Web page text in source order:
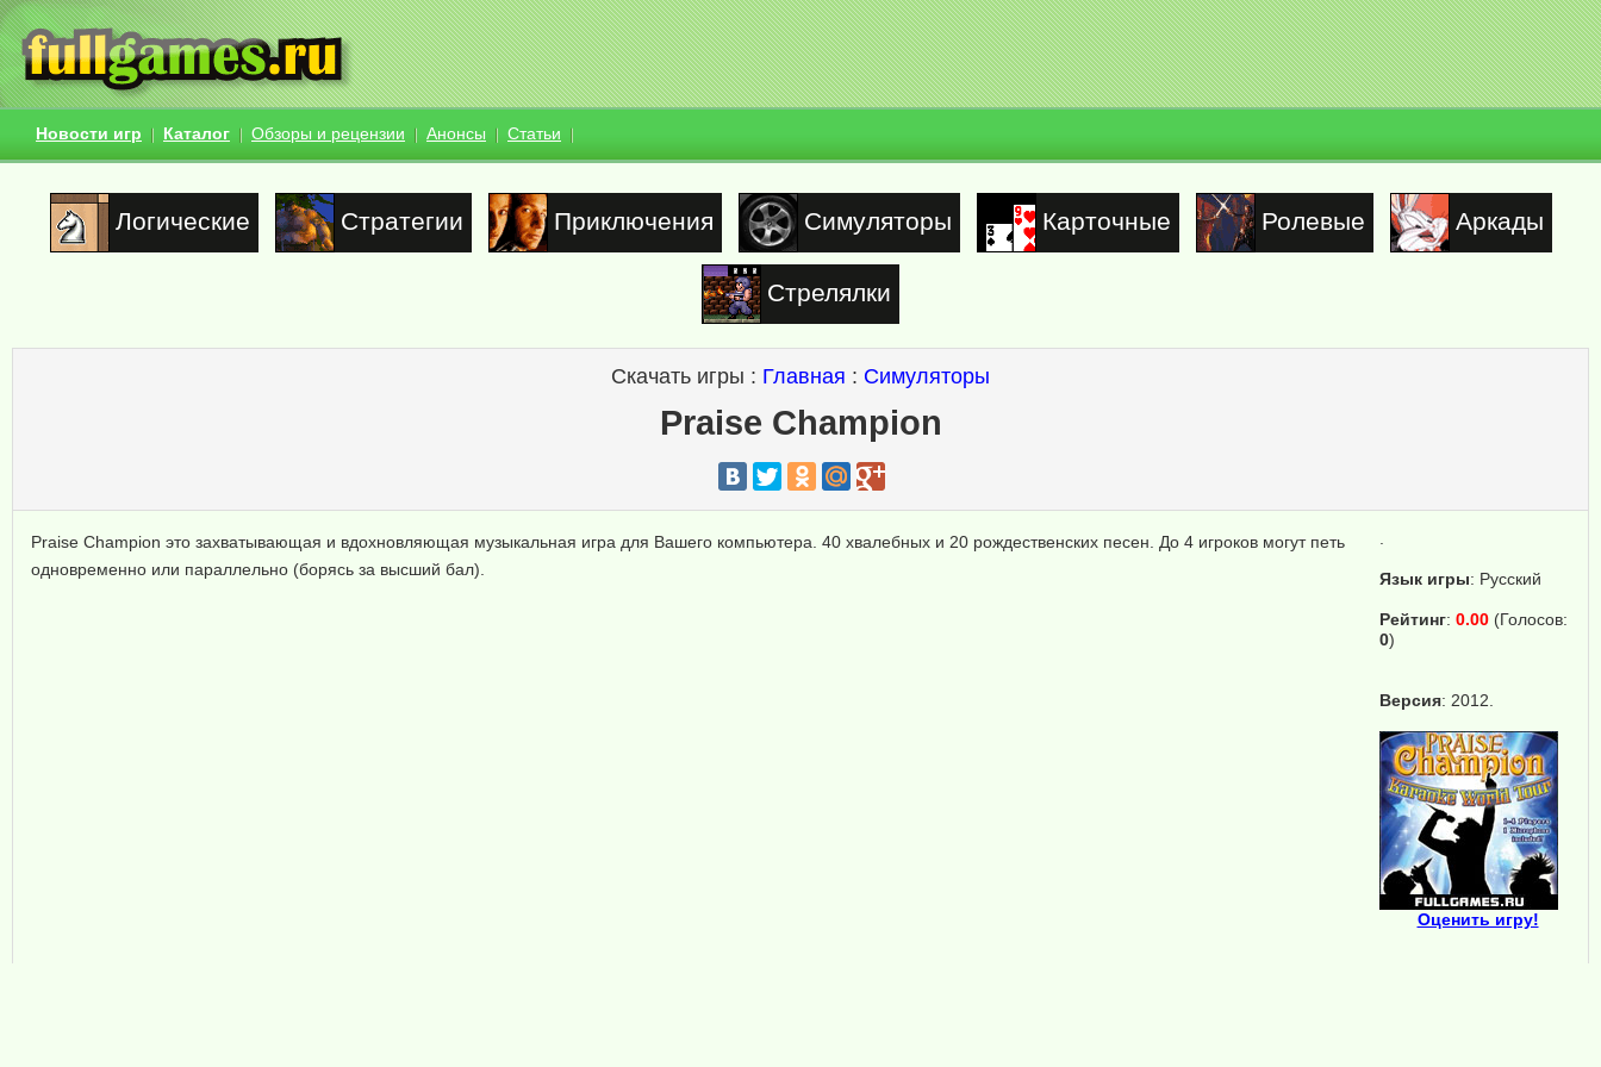
Новости игр Каталог Обзоры и рецензии Анонсы Статьи
Логические Стратегии Приключения Симуляторы Карточные Ролевые Аркады
Стрелялки
Скачать игры : Главная : Симуляторы
Praise Champion
Язык игры: Русский
Рейтинг: 0.00 (Голосов:
0)
Версия: 2012.
Оценить игру!
Praise Champion это захватывающая и вдохновляющая музыкальная игра для Вашего компьютера. 40 хвалебных и 20 рождественских песен. До 4 игроков могут петь
одновременно или параллельно (борясь за высший бал).